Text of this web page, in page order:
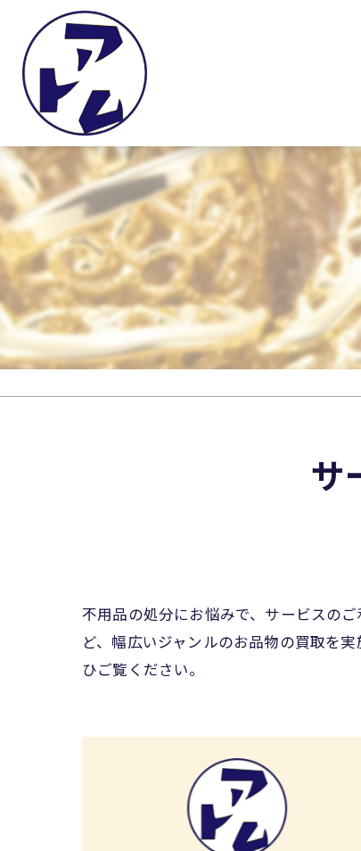
サ
不用品の処分にお悩みで、サービスの
ど、幅広いジャンルのお品物の買取を
ひご覧ください。